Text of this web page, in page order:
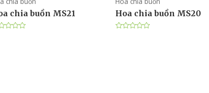
chia buồn MS21 Hoa chia buồn MS20